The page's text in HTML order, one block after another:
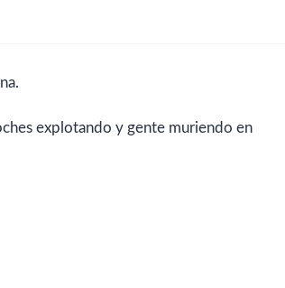
explotando y gente muriendo en